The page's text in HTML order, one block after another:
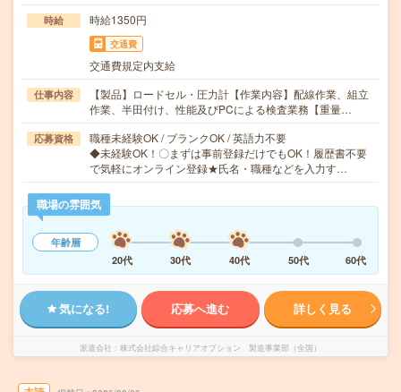
時給 時給1350円
交通費
交通費規定内支給
仕事内容
【製品】ロードセル・圧力計【作業内容】配線作業、組立
作業、半田付け、性能及びPCによる検査業務【重量…
応募資格
職種未経験OK / ブランクOK / 英語力不要
◆未経験OK！〇まずは事前登録だけでもOK！履歴書不要
で気軽にオンライン登録★氏名・職種などを入力す…
職場の雰囲気
年齢層
20代
30代 40代 50代 60代
気になる! 応募へ進む 詳しく見る
派遣会社 株式会社綜合キャリアオプション 製造事業部（全国）